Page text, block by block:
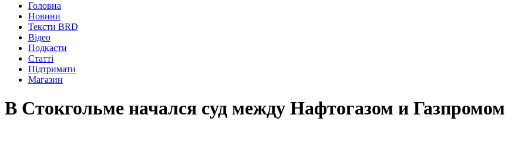
Головна
Новини
Тексти BRD
Відео
Подкасти
Статті
Підтримати
Магазин
В Стокгольме начался суд между Нафтогазом и Газпромом